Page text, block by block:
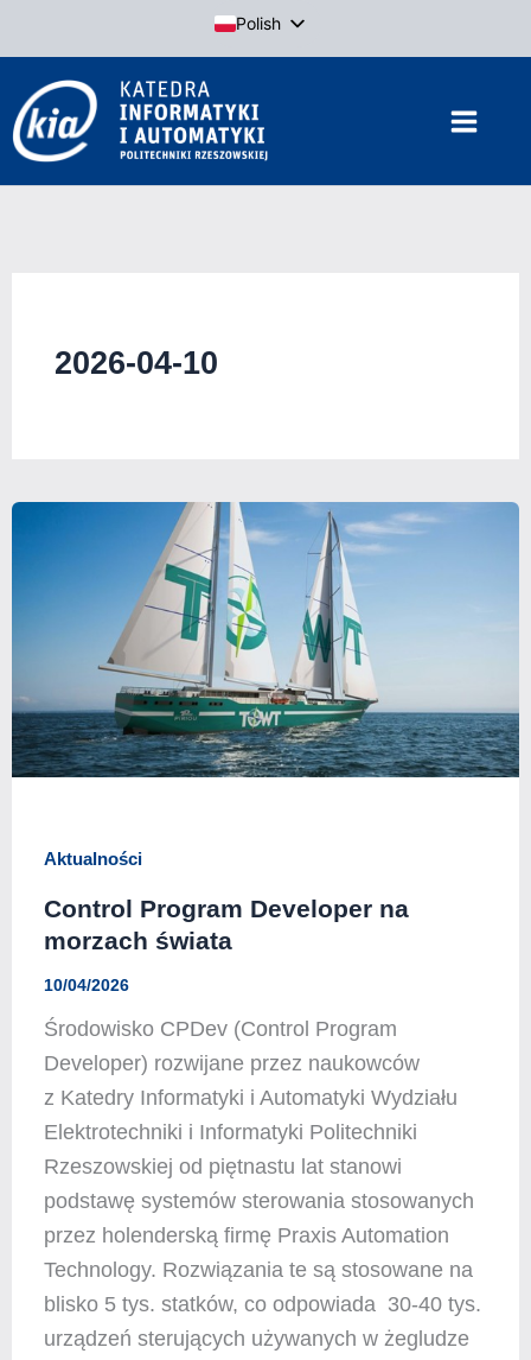
treści
Polish
English
2026-04-10
Aktualności
Control Program Developer na
morzach świata
10/04/2026
Środowisko CPDev (Control Program
Developer) rozwijane przez naukowców
z Katedry Informatyki i Automatyki Wydziału
Elektrotechniki i Informatyki Politechniki
Rzeszowskiej od piętnastu lat stanowi
podstawę systemów sterowania stosowanych
przez holenderską firmę Praxis Automation
Technology. Rozwiązania te są stosowane na
blisko 5 tys. statków, co odpowiada 30-40 tys.
urządzeń sterujących używanych w żegludze